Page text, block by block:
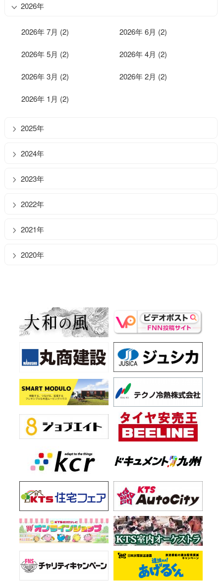
2026年
2026年 7月 (2) 2026年 6月 (2)
2026年 5月 (2) 2026年 4月 (2)
2026年 3月 (2) 2026年 2月 (2)
2026年 1月 (2)
2025年
2024年
2023年
2022年
2021年
2020年